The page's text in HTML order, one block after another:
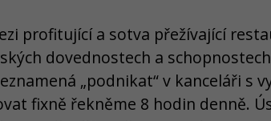
profitující a sotva přežívající
dovednostech a
„podnikat“ v kanceláři s
fixně řekněme 8 hodin denně.